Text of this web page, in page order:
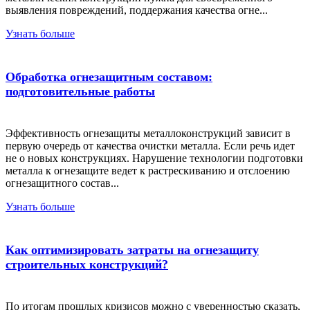
выявления повреждений, поддержания качества огне...
Узнать больше
Обработка огнезащитным составом:
подготовительные работы
Эффективность огнезащиты металлоконструкций зависит в
первую очередь от качества очистки металла. Если речь идет
не о новых конструкциях. Нарушение технологии подготовки
металла к огнезащите ведет к растрескиванию и отслоению
огнезащитного состав...
Узнать больше
Как оптимизировать затраты на огнезащиту
строительных конструкций?
По итогам прошлых кризисов можно с уверенностью сказать,